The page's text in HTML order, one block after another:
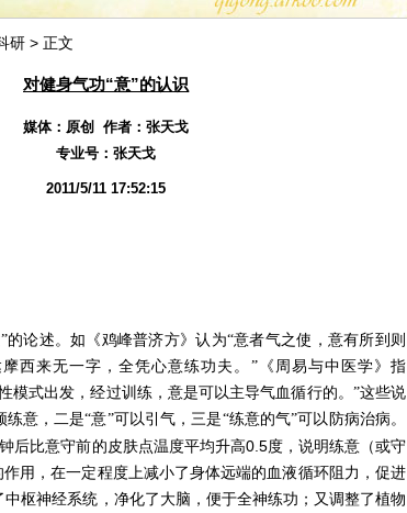
研 > 正文
对健身气功“意”的认识
媒体：原创 作者：张天戈
专业号： 张天戈
2011/5/11 17:52:15
的论述。如《鸡峰普济方》认为“意者气之使，意有所到则
西来无一字，全凭心意练功夫。”《周易与中医学》指
模式出发，经过训练，意是可以主导气血循行的。”这些说
意，二是“意”可以引气，三是“练意的气”可以防病治病。
后比意守前的皮肤点温度平均升高0.5度，说明练意（或守
用，在一定程度上减小了身体远端的血液循环阻力，促进
枢神经系统，净化了大脑，便于全神练功；又调整了植物